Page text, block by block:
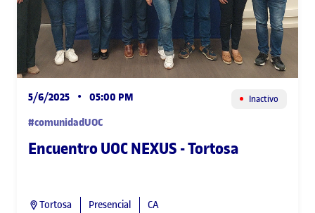
5/6/2025 • 05:00 PM Inactivo
#comunidadUOC
Encuentro UOC NEXUS - Tortosa
Tortosa Presencial CA